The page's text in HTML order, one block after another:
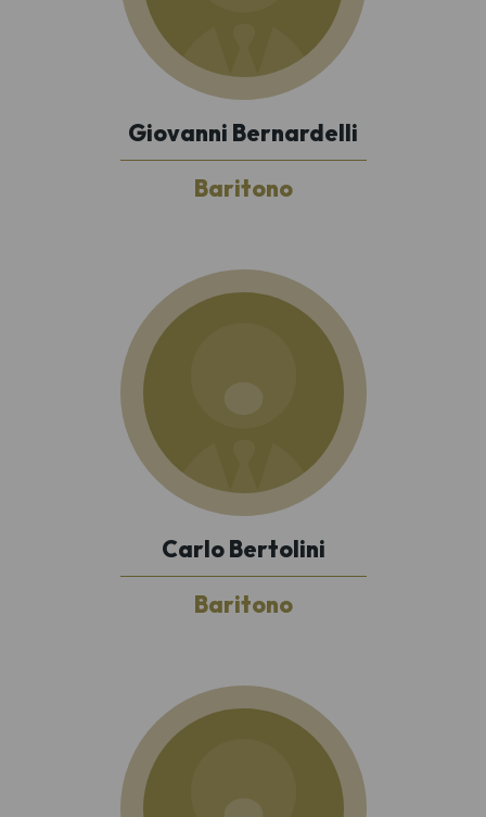
Giovanni Bernardelli
Baritono
Carlo Bertolini
Baritono